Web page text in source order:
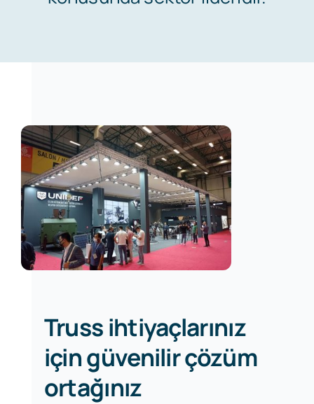
Truss ihtiyaçlarınız
için güvenilir çözüm
ortağınız